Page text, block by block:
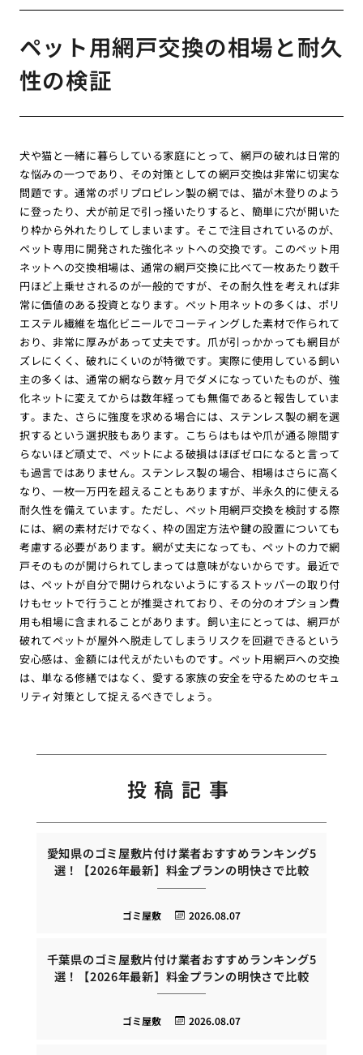
ペット用網戸交換の相場と耐久
性の検証
犬や猫と一緒に暮らしている家庭にとって、網戸の破れは日常的
な悩みの一つであり、その対策としての網戸交換は非常に切実な
問題です。通常のポリプロピレン製の網では、猫が木登りのよう
に登ったり、犬が前足で引っ掻いたりすると、簡単に穴が開いた
り枠から外れたりしてしまいます。そこで注目されているのが、
ペット専用に開発された強化ネットへの交換です。このペット用
ネットへの交換相場は、通常の網戸交換に比べて一枚あたり数千
円ほど上乗せされるのが一般的ですが、その耐久性を考えれば非
常に価値のある投資となります。ペット用ネットの多くは、ポリ
エステル繊維を塩化ビニールでコーティングした素材で作られて
おり、非常に厚みがあって丈夫です。爪が引っかかっても網目が
ズレにくく、破れにくいのが特徴です。実際に使用している飼い
主の多くは、通常の網なら数ヶ月でダメになっていたものが、強
化ネットに変えてからは数年経っても無傷であると報告していま
す。また、さらに強度を求める場合には、ステンレス製の網を選
択するという選択肢もあります。こちらはもはや爪が通る隙間す
らないほど頑丈で、ペットによる破損はほぼゼロになると言って
も過言ではありません。ステンレス製の場合、相場はさらに高く
なり、一枚一万円を超えることもありますが、半永久的に使える
耐久性を備えています。ただし、ペット用網戸交換を検討する際
には、網の素材だけでなく、枠の固定方法や鍵の設置についても
考慮する必要があります。網が丈夫になっても、ペットの力で網
戸そのものが開けられてしまっては意味がないからです。最近で
は、ペットが自分で開けられないようにするストッパーの取り付
けもセットで行うことが推奨されており、その分のオプション費
用も相場に含まれることがあります。飼い主にとっては、網戸が
破れてペットが屋外へ脱走してしまうリスクを回避できるという
安心感は、金額には代えがたいものです。ペット用網戸への交換
は、単なる修繕ではなく、愛する家族の安全を守るためのセキュ
リティ対策として捉えるべきでしょう。
投稿記事
愛知県のゴミ屋敷片付け業者おすすめランキング5
選！【2026年最新】料金プランの明快さで比較
2026.08.07
ゴミ屋敷
千葉県のゴミ屋敷片付け業者おすすめランキング5
選！【2026年最新】料金プランの明快さで比較
2026.08.07
ゴミ屋敷